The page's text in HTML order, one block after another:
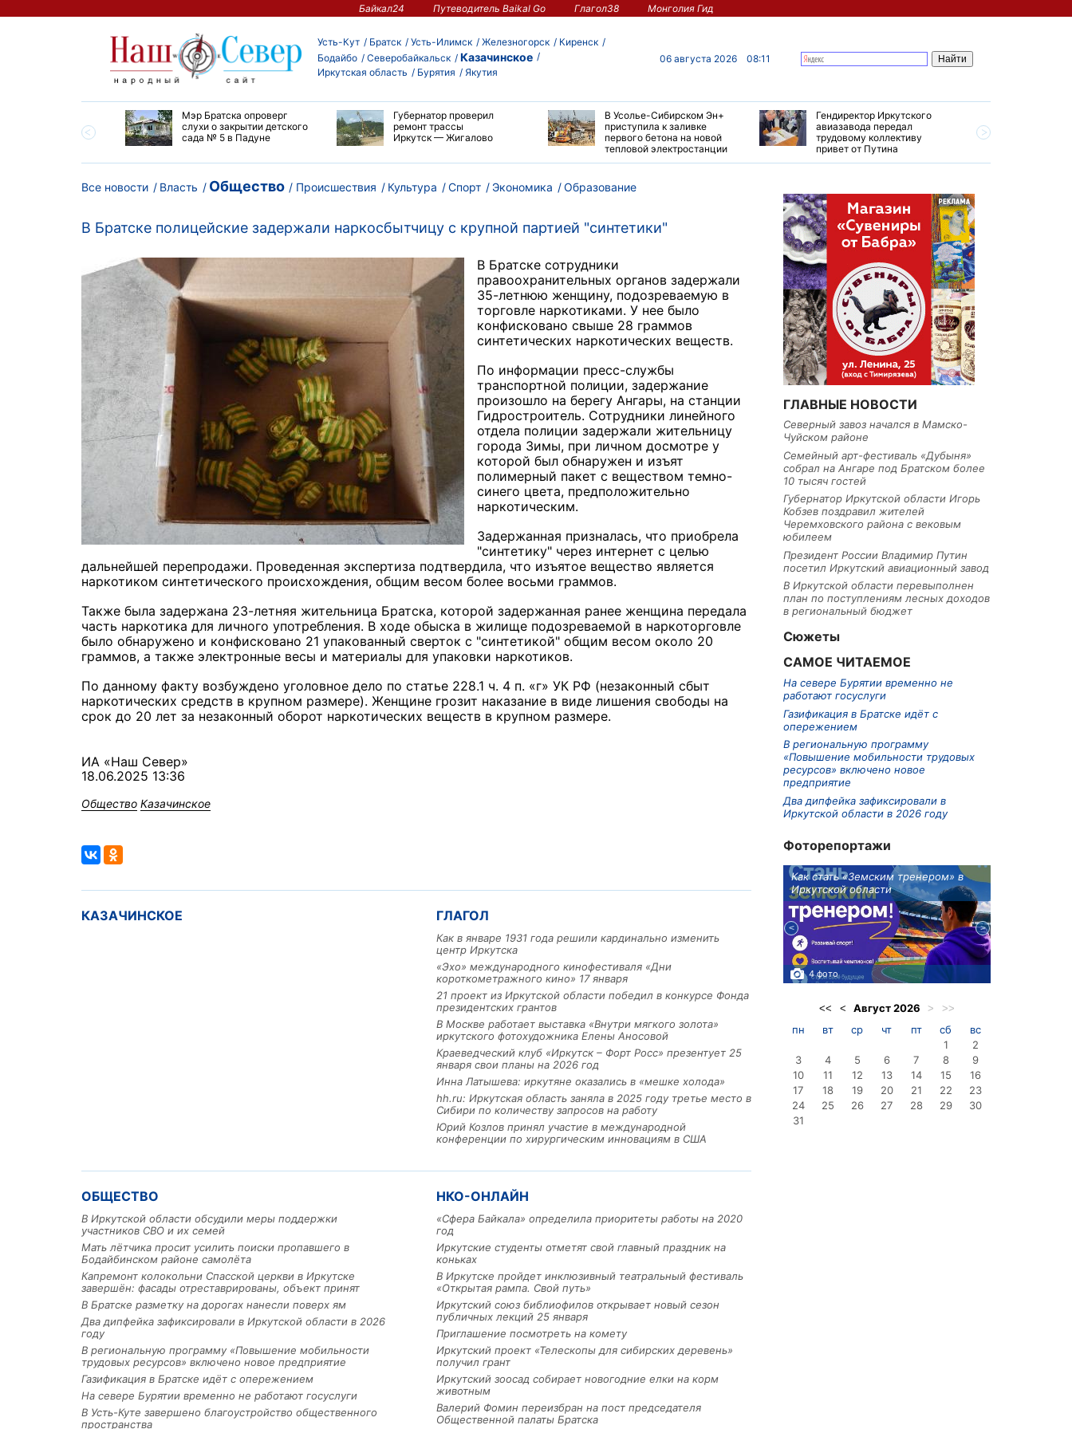
Байкал24 Путеводитель Baikal Go Глагол38 Монголия Гид
Усть-Кут Братск Усть-Илимск Железногорск
Киренск
Бодайбо
Северобайкальск Казачинское
Иркутская область Бурятия Якутия
06 августа 2026 08:11
Мэр Братска опроверг
слухи о закрытии детского
сада № 5 в Падуне
Губернатор проверил
ремонт трассы
Иркутск — Жигалово
В Усолье-Сибирском Эн+
приступила к заливке
первого бетона на новой
тепловой электростанции
Гендиректор Иркутского
авиазавода передал
трудовому коллективу
привет от Путина
Все новости Власть Общество Происшествия Культура Спорт Экономика Образование
В Братске полицейские задержали наркосбытчицу с крупной партией "синтетики"
В Братске сотрудники
правоохранительных органов задержали
35-летнюю женщину, подозреваемую в
торговле наркотиками. У нее было
конфисковано свыше 28 граммов
синтетических наркотических веществ.
По информации пресс-службы
транспортной полиции, задержание
произошло на берегу Ангары, на станции
Гидростроитель. Сотрудники линейного
отдела полиции задержали жительницу
города Зимы, при личном досмотре у
которой был обнаружен и изъят
полимерный пакет с веществом темно-
синего цвета, предположительно
наркотическим.
Задержанная призналась, что приобрела
"синтетику" через интернет с целью
дальнейшей перепродажи. Проведенная экспертиза подтвердила, что изъятое вещество является
наркотиком синтетического происхождения, общим весом более восьми граммов.
Также была задержана 23-летняя жительница Братска, которой задержанная ранее женщина передала
часть наркотика для личного употребления. В ходе обыска в жилище подозреваемой в наркоторговле
было обнаружено и конфисковано 21 упакованный сверток с "синтетикой" общим весом около 20
граммов, а также электронные весы и материалы для упаковки наркотиков.
По данному факту возбуждено уголовное дело по статье 228.1 ч. 4 п. «г» УК РФ (незаконный сбыт
наркотических средств в крупном размере). Женщине грозит наказание в виде лишения свободы на
срок до 20 лет за незаконный оборот наркотических веществ в крупном размере.
ИА «Наш Север»
18.06.2025 13:36
Общество Казачинское
КАЗАЧИНСКОЕ ГЛАГОЛ
Как в январе 1931 года решили кардинально изменить
центр Иркутска
«Эхо» международного кинофестиваля «Дни
короткометражного кино» 17 января
21 проект из Иркутской области победил в конкурсе Фонда
президентских грантов
В Москве работает выставка «Внутри мягкого золота»
иркутского фотохудожника Елены Аносовой
Краеведческий клуб «Иркутск – Форт Росс» презентует 25
января свои планы на 2026 год
Инна Латышева: иркутяне оказались в «мешке холода»
hh.ru: Иркутская область заняла в 2025 году третье место в
Сибири по количеству запросов на работу
Юрий Козлов принял участие в международной
конференции по хирургическим инновациям в США
ОБЩЕСТВО
В Иркутской области обсудили меры поддержки
участников СВО и их семей
Мать лётчика просит усилить поиски пропавшего в
Бодайбинском районе самолёта
Капремонт колокольни Спасской церкви в Иркутске
завершён: фасады отреставрированы, объект принят
В Братске разметку на дорогах нанесли поверх ям
Два дипфейка зафиксировали в Иркутской области в 2026
году
В региональную программу «Повышение мобильности
трудовых ресурсов» включено новое предприятие
Газификация в Братске идёт с опережением
На севере Бурятии временно не работают госуслуги
В Усть-Куте завершено благоустройство общественного
пространства
НКО-ОНЛАЙН
«Сфера Байкала» определила приоритеты работы на 2020
год
Иркутские студенты отметят свой главный праздник на
коньках
В Иркутске пройдет инклюзивный театральный фестиваль
«Открытая рампа. Свой путь»
Иркутский союз библиофилов открывает новый сезон
публичных лекций 25 января
Приглашение посмотреть на комету
Иркутский проект «Телескопы для сибирских деревень»
получил грант
Иркутский зоосад собирает новогодние елки на корм
животным
Валерий Фомин переизбран на пост председателя
Общественной палаты Братска
ГЛАВНЫЕ НОВОСТИ
Северный завоз начался в Мамско-
Чуйском районе
Семейный арт-фестиваль «Дубыня»
собрал на Ангаре под Братском более
10 тысяч гостей
Губернатор Иркутской области Игорь
Кобзев поздравил жителей
Черемховского района с вековым
юбилеем
Президент России Владимир Путин
посетил Иркутский авиационный завод
В Иркутской области перевыполнен
план по поступлениям лесных доходов
в региональный бюджет
Сюжеты
САМОЕ ЧИТАЕМОЕ
На севере Бурятии временно не
работают госуслуги
Газификация в Братске идёт с
опережением
В региональную программу
«Повышение мобильности трудовых
ресурсов» включено новое
предприятие
Два дипфейка зафиксировали в
Иркутской области в 2026 году
Фоторепортажи
рублей получит
3 фото
Как стать «Земским тренером» в
Иркутской области
4 фото
<< < Август2026 > >>
пн вт ср чт пт сб
вс
1
2
3
4 5 6 7 8
9
10
11 12 13 14 15
16
17
18 19 20 21 22
23
24
25 26 27 28 29
30
31